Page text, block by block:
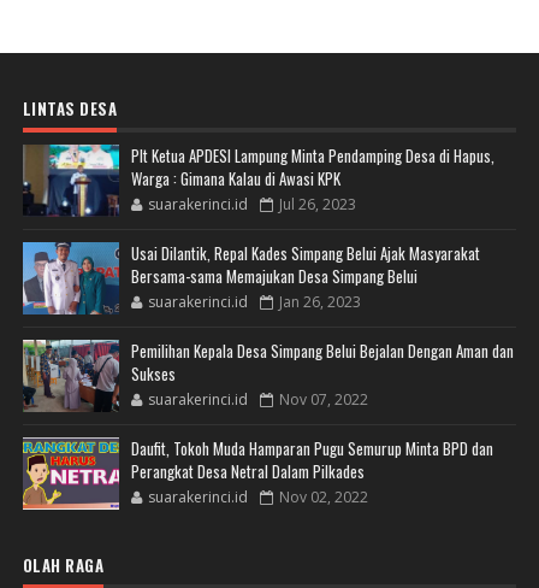
LINTAS DESA
Plt Ketua APDESI Lampung Minta Pendamping Desa di Hapus,
Warga : Gimana Kalau di Awasi KPK
suarakerinci.id Jul 26, 2023
Usai Dilantik, Repal Kades Simpang Belui Ajak Masyarakat
Bersama-sama Memajukan Desa Simpang Belui
suarakerinci.id Jan 26, 2023
Pemilihan Kepala Desa Simpang Belui Bejalan Dengan Aman dan
Sukses
suarakerinci.id Nov 07, 2022
Daufit, Tokoh Muda Hamparan Pugu Semurup Minta BPD dan
Perangkat Desa Netral Dalam Pilkades
suarakerinci.id Nov 02, 2022
OLAH RAGA